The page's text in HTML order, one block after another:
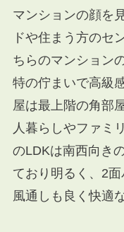
マンションの顔を
ドや住まう方のセ
ちらのマンション
特の佇まいで高級
屋は最上階の角部
人暮らしやファミ
のLDKは南西向き
ており明るく、2面
風通しも良く快適